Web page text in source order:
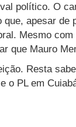
político. O
apesar
Mesmo
que Mauro
Resta
o PL em